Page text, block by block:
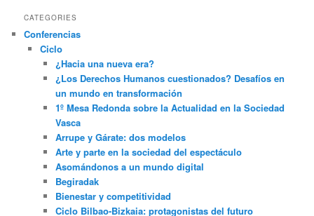
CATEGORIES
Conferencias
Ciclo
¿Hacia una nueva era?
¿Los Derechos Humanos cuestionados? Desafíos en
un mundo en transformación
1º Mesa Redonda sobre la Actualidad en la Sociedad
Vasca
Arrupe y Gárate: dos modelos
Arte y parte en la sociedad del espectáculo
Asomándonos a un mundo digital
Begiradak
Bienestar y competitividad
Ciclo Bilbao-Bizkaia: protagonistas del futuro